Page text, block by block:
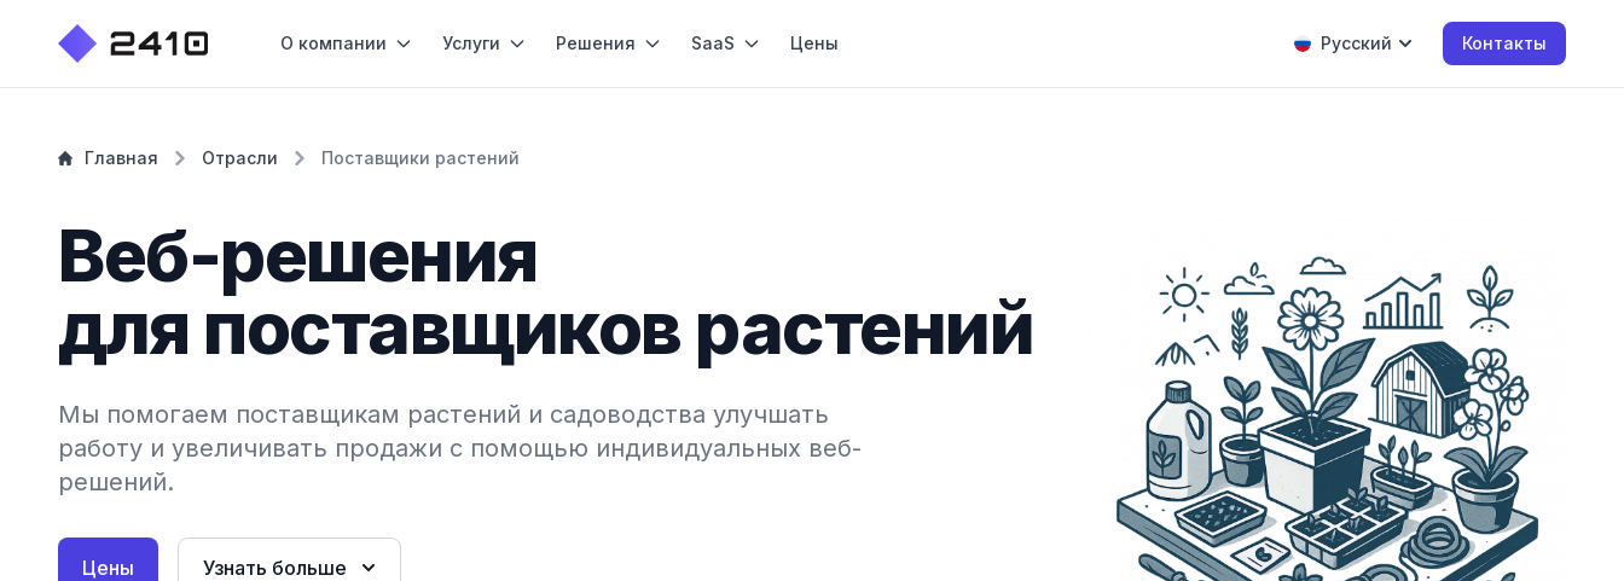
О компании Услуги Решения SaaS Цены Русский Контакты
Главная Отрасли Поставщики растений
Веб-решения
для поставщиков растений
Мы помогаем поставщикам растений и садоводства улучшать
работу и увеличивать продажи с помощью индивидуальных веб-
решений.
Цены Узнать больше